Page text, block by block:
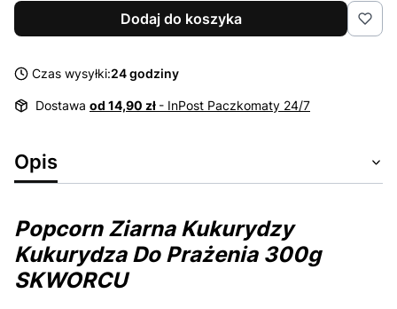
Dodaj do koszyka
Czas wysyłki:24 godziny
Dostawa od 14,90 zł - InPost Paczkomaty 24/7
Opis
Popcorn Ziarna Kukurydzy
Kukurydza Do Prażenia 300g
SKWORCU